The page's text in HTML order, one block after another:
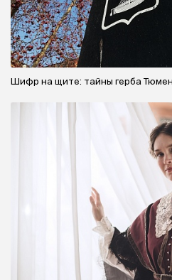
Шифр на щите: тайны герба